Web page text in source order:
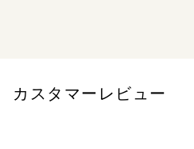
のない生活（世界）」でした。...
カスタマーレビュー